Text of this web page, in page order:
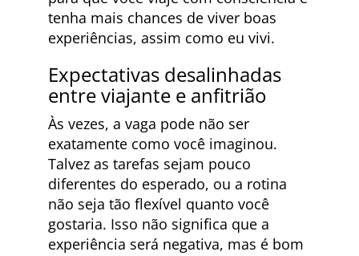
tenha mais chances de viver boas
experiências, assim como eu vivi.
Expectativas desalinhadas
entre viajante e anfitrião
Às vezes, a vaga pode não ser
exatamente como você imaginou.
Talvez as tarefas sejam pouco
diferentes do esperado, ou a rotina
não seja tão flexível quanto você
gostaria. Isso não significa que a
experiência será negativa, mas é bom